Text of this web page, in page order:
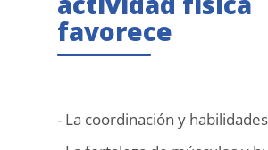
favorece
- La coordinación y